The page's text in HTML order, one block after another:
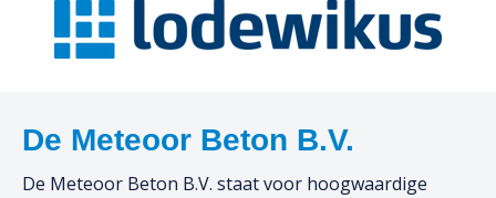
De Meteoor Beton B.V.
De Meteoor Beton B.V. staat voor hoogwaardige